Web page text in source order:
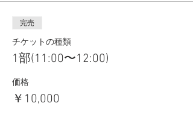
完売
チケットの種類
1部(11:00〜12:00)
価格
￥10,000